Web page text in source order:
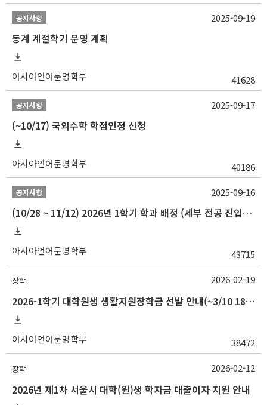
공지사항
동계 계절학기 운영 계획
아시아언어문명학부 41628
2025-09-19
공지사항
(~10/17) 국외수학 학점인정 신청
아시아언어문명학부 40186
2025-09-17
공지사항
(10/28 ~ 11/12) 2026년 1학기 학과 배정 (세부 전공 진입) 안내
아시아언어문명학부 43715
2025-09-16
장학
2026-1학기 대학원생 생활지원장학금 선발 안내(~3/10 18:00)
아시아언어문명학부 38472
2026-02-19
장학
2026년 제1차 서울시 대학(원)생 학자금 대출이자 지원 안내
2026-02-12